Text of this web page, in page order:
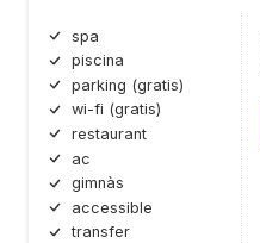
spa
piscina
parking (gratis)
wi-fi (gratis)
restaurant
ac
gimnàs
accessible
transfer